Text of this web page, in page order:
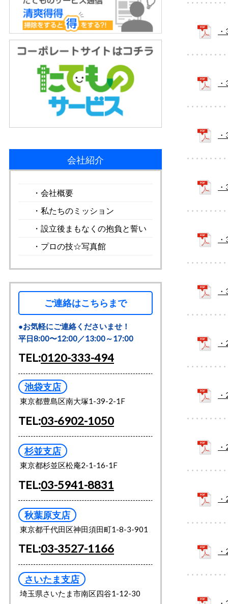
会社紹介
・会社概要
・私たちのミッション
・設立後まもなくの抱負と誓い
・プロの技☆写真館
ご連絡はこちらまで
●お気軽にご連絡くださいませ！
平日8:00〜12:00／13:00～17:00
TEL:0120-333-494
池袋支店
東京都豊島区南大塚1-39-2-1F
TEL:03-6902-1050
杉並支店
東京都杉並区松庵2-1-16-1F
TEL:03-5941-8831
秋葉原支店
東京都千代田区神田須田町1-8-3-901
TEL:03-3527-1166
さいたま支店
埼玉県さいたま市南区四谷1-12-30